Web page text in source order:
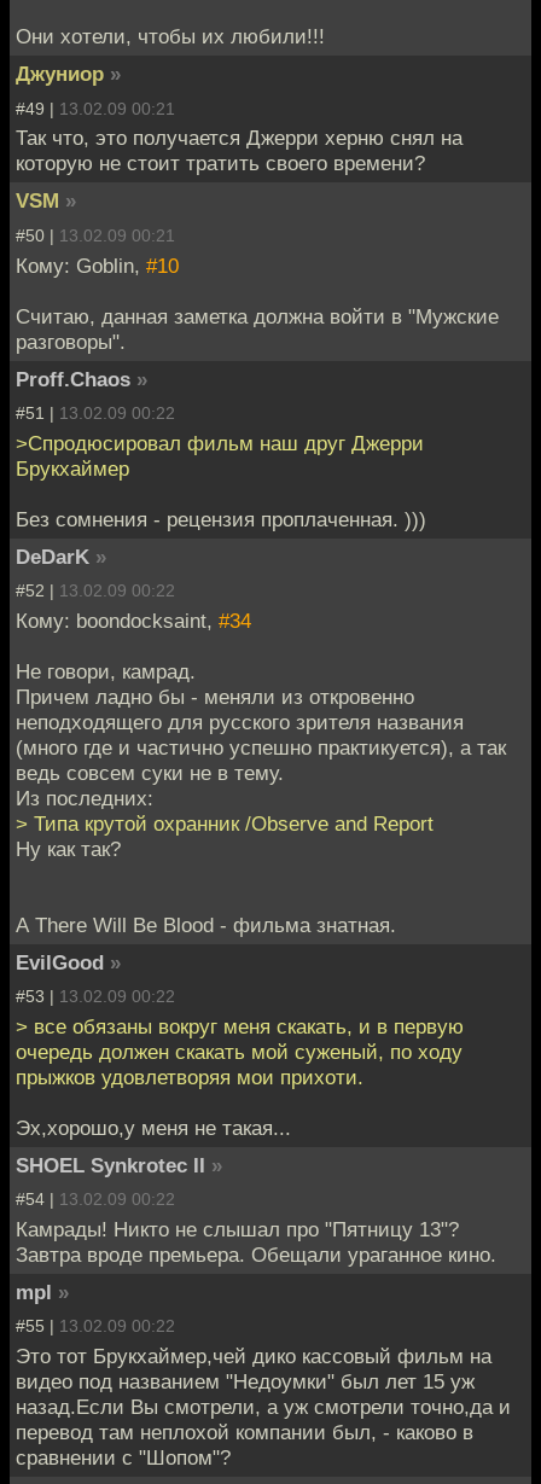
Они хотели, чтобы их любили!!!
Джуниор »
#49 | 13.02.09 00:21
Так что, это получается Джерри херню снял на
которую не стоит тратить своего времени?
VSM »
#50 | 13.02.09 00:21
Кому: Goblin, #10
Считаю, данная заметка должна войти в "Мужские
разговоры".
Proff.Chaos »
#51 | 13.02.09 00:22
>Спродюсировал фильм наш друг Джерри
Брукхаймер
Без сомнения - рецензия проплаченная. )))
DeDarK »
#52 | 13.02.09 00:22
Кому: boondocksaint, #34
Не говори, камрад.
Причем ладно бы - меняли из откровенно
неподходящего для русского зрителя названия
(много где и частично успешно практикуется), а так
ведь совсем суки не в тему.
Из последних:
> Типа крутой охранник /Observe and Report
Ну как так?
А There Will Be Blood - фильма знатная.
EvilGood »
#53 | 13.02.09 00:22
> все обязаны вокруг меня скакать, и в первую
очередь должен скакать мой суженый, по ходу
прыжков удовлетворяя мои прихоти.
Эх,хорошо,у меня не такая...
SHOEL Synkrotec II »
#54 | 13.02.09 00:22
Камрады! Никто не слышал про "Пятницу 13"?
Завтра вроде премьера. Обещали ураганное кино.
mpl »
#55 | 13.02.09 00:22
Это тот Брукхаймер,чей дико кассовый фильм на
видео под названием "Недоумки" был лет 15 уж
назад.Если Вы смотрели, а уж смотрели точно,да и
перевод там неплохой компании был, - каково в
сравнении с "Шопом"?